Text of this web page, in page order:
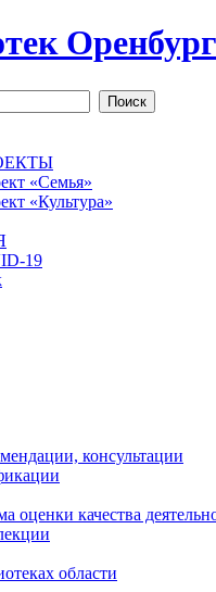
Поиск
«Семья»
«Культура»
19
консультации
оценки качества
области